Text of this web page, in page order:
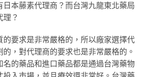
日本藤素代理商？而台灣九龍東北藥局
理？
的要求是非常嚴格的，所以廠家選擇代
，對代理商的要求也是非常嚴格的。
名的藥品和進口藥品都是通過台灣藥物